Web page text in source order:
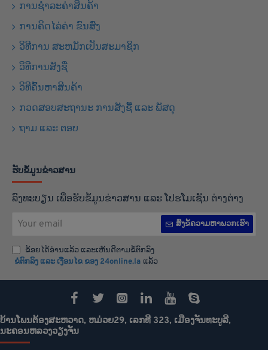
ການຊຳລະຄ່າສິນຄ້າ
ການຄິດໄລ່ຄ່າ ຂົນສົ່ງ
ວິທີການ ສະຫມັກເປັນສະມາຊິກ
ວິທີການສັງຊື່
ວິທີຄົ້ນຫາສິນຄ້າ
ກວດສອບສະຖານະ ການສັງຊື້ ແລະ ພັສດຸ
ຖາມ ແລະ ຕອບ
ຮັບຂໍ້ມູນຂ່າວສານ
ລົງທະບຽນ ເພື່ອຮັບຂໍ້ມູນຂ່າວສານ ແລະ ໂປຮໂມເຊັນ ຕ່າງຕ່າງ
email
ສົ່ງຂໍ້ຄວາມຫາພວກເຮົາ
ຂ້ອຍໄດ້ອ່ານແລ້ວ ແລະເຫັນດີຕາມຂໍ້ຕົກລົງ
ຂໍຕົກລົງ ແລະ ເງືອນໄຂ ຂອງ 24online.la ແລ້ວ
ບ້ານໂພນຕ້ອງສະຫວາດ, ຫມ່ວຍ29, ເລກທີ 323, ເມືອງຈັນທະບູລີ,
ນະຄອນຫລວງວຽງຈັນ